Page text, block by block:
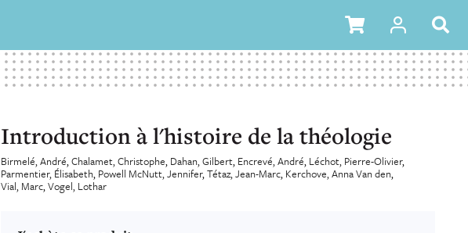
Introduction à l'histoire de la théologie
Birmelé, André Chalamet, Christophe Dahan, Gilbert Encrevé, André Léchot, Pierre-Olivier
Parmentier, Élisabeth Powell McNutt, Jennifer Tétaz, Jean-Marc Kerchove, Anna Van den
Vial, Marc Vogel, Lothar